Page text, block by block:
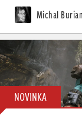
Michal Burian
NOVINKA